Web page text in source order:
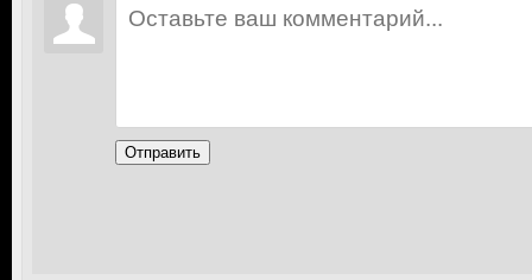
Отправить